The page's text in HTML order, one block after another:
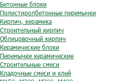
Бетонные блоки
Полистиролбетонные перемычки
Кирпич, керамика
Строительный кирпич
Облицовочный кирпич
Керамические блоки
Перемычки керамические
Строительные смеси
Кладочные смеси и клей